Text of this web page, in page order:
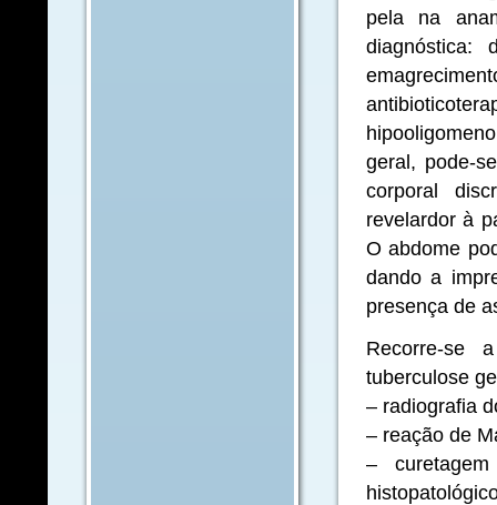
pela na
diagnóstica:
geral, pode-
corporal
revelardor à
O abdome
dando a
presença de
Recorre-se
tuberculose
– radiografia
– reação de
–